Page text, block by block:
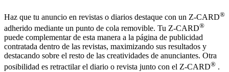
Haz que tu anuncio en revistas o diarios destaque con un Z-CARD®
adherido mediante un punto de cola removible. Tu Z-CARD®
puede complementar de esta manera a la página de publicidad
contratada dentro de las revistas, maximizando sus resultados y
destacando sobre el resto de las creatividades de anunciantes. Otra
posibilidad es retractilar el diario o revista junto con el Z-CARD® .